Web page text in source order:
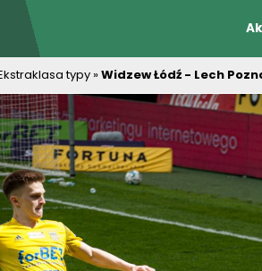
typy »Widzew Łódź - Lech